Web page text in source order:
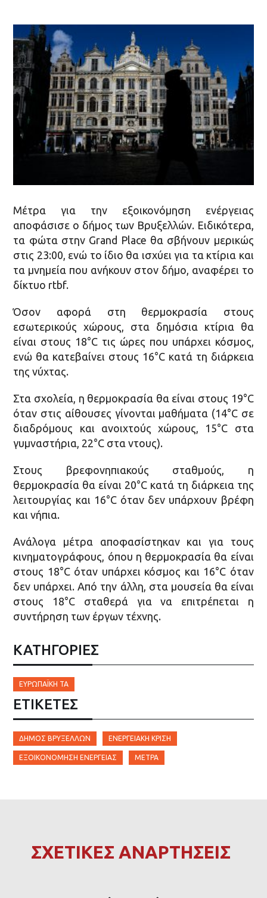
Mέτρα για την εξοικονόμηση ενέργειας
αποφάσισε ο δήμος των Βρυξελλών. Ειδικότερα,
τα φώτα στην Grand Place θα σβήνουν μερικώς
στις 23:00, ενώ το ίδιο θα ισχύει για τα κτίρια και
τα μνημεία που ανήκουν στον δήμο, αναφέρει το
δίκτυο rtbf.
Όσον αφορά στη θερμοκρασία στους
εσωτερικούς χώρους, στα δημόσια κτίρια θα
είναι στους 18°C τις ώρες που υπάρχει κόσμος,
ενώ θα κατεβαίνει στους 16°C κατά τη διάρκεια
της νύχτας.
Στα σχολεία, η θερμοκρασία θα είναι στους 19°C
όταν στις αίθουσες γίνονται μαθήματα (14°C σε
διαδρόμους και ανοιχτούς χώρους, 15°C στα
γυμναστήρια, 22°C στα ντους).
Στους βρεφονηπιακούς σταθμούς, η
θερμοκρασία θα είναι 20°C κατά τη διάρκεια της
λειτουργίας και 16°C όταν δεν υπάρχουν βρέφη
και νήπια.
Ανάλογα μέτρα αποφασίστηκαν και για τους
κινηματογράφους, όπου η θερμοκρασία θα είναι
στους 18°C όταν υπάρχει κόσμος και 16°C όταν
δεν υπάρχει. Από την άλλη, στα μουσεία θα είναι
στους 18°C σταθερά για να επιτρέπεται η
συντήρηση των έργων τέχνης.
ΚΑΤΗΓΟΡΙΕΣ
ΕΥΡΩΠΑΪΚΉ ΤΑ
ΕΤΙΚΈΤΕΣ
ΔΉΜΟΣ ΒΡΥΞΕΛΛΏΝ ΕΝΕΡΓΕΙΑΚΉ ΚΡΊΣΗ
ΕΞΟΙΚΟΝΌΜΗΣΗ ΕΝΈΡΓΕΙΑΣ ΜΈΤΡΑ
ΣΧΕΤΙΚΕΣ ΑΝΑΡΤΗΣΕΙΣ